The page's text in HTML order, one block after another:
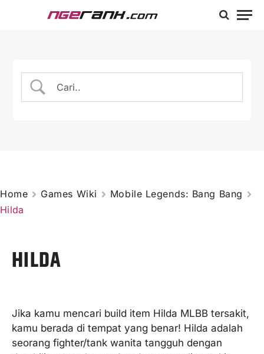
Home Games Wiki
Mobile Legends: Bang Bang
Hilda
HILDA
Jika kamu mencari build item Hilda MLBB tersakit,
kamu berada di tempat yang benar! Hilda adalah
seorang fighter/tank wanita tangguh dengan